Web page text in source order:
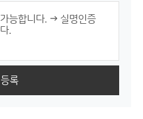
등록